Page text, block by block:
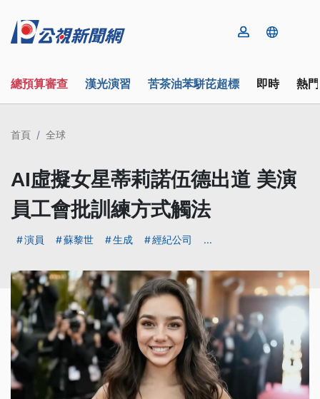
總預算審查 漢光演習 苦茶油苯駢芘超標 即時 熱
首頁 全球
AI虛擬女星蒂莉諾伍德出道 美演
員工會批訓練方式觸法
演員 蘇黎世 生成 經紀公司 ...